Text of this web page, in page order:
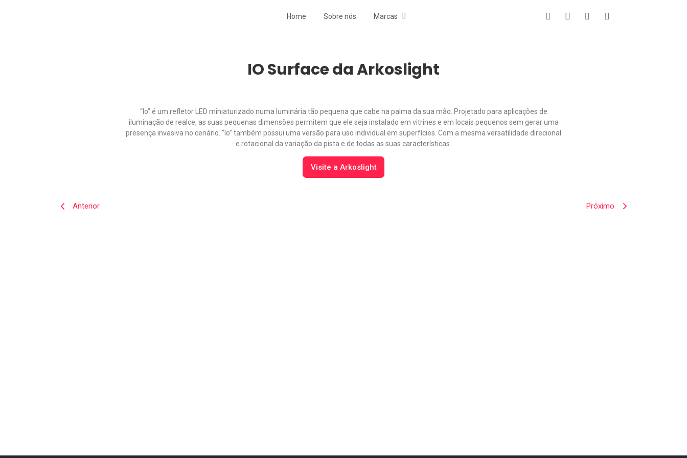
Home Sobre nós Marcas
IO Surface da Arkoslight
“Io” é um refletor LED miniaturizado numa luminária tão pequena que cabe na palma da sua mão. Projetado para aplicações de
iluminação de realce, as suas pequenas dimensões permitem que ele seja instalado em vitrines e em locais pequenos sem gerar uma
presença invasiva no cenário. “Io” também possui uma versão para uso individual em superfícies. Com a mesma versatilidade direcional
e rotacional da variação da pista e de todas as suas características.
Visite a Arkoslight
Anterior Próximo